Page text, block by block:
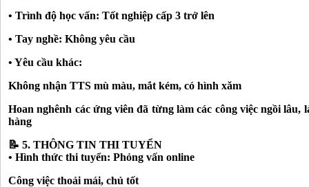
• Trình độ học vấn: Tốt nghiệp cấp 3 trở lên
• Tay nghề: Không yêu cầu
• Yêu cầu khác:
Không nhận TTS mù màu, mắt kém, có hình xăm
Hoan nghênh các ứng viên đã từng làm các công việc ngồi
hàng
📝 5. THÔNG TIN THI TUYỂN
• Hình thức thi tuyển: Phỏng vấn online
Công việc thoải mái, chủ tốt